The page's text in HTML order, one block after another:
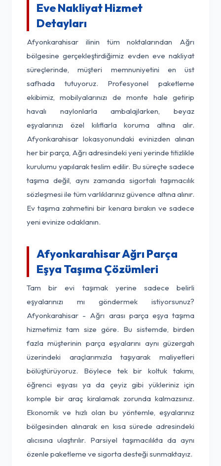
Eve Nakliyat Hizmet
Detayları
Afyonkarahisar ilinin tüm noktalarından Ağrı
bölgesine gerçekleştirdiğimiz evden eve nakliyat
süreçlerinde, müşteri memnuniyetini en üst
safhada tutuyoruz. Profesyonel paketleme
ekibimiz, mobilyalarınızı de monte hale getirip
havalı naylonlarla ambalajlarken, beyaz
eşyalarınızı özel kılıflarla koruma altına alır.
Afyonkarahisar lokasyonundaki evinizden alınan
her bir parça, Ağrı adresindeki yeni yerinde titizlikle
kurulumu yapılarak teslim edilir. Bu süreçte sadece
taşıma değil, aynı zamanda sigortalı taşımacılık
sözleşmesi ile tüm varlıklarınız güvence altına alınır.
Ev taşıma zahmetini bir kenara bırakın ve sadece
yeni evinize odaklanın.
Afyonkarahisar Ağrı Parça
Eşya Taşıma Çözümleri
Tam bir evi taşımak yerine sadece belirli
eşyalarınızı mı göndermek istiyorsunuz?
Afyonkarahisar - Ağrı arası parça eşya taşıma
hizmetimiz tam size göre. Bu sistemde, birden
fazla müşterinin parça eşyalarını aynı güzergah
üzerindeki araçlarımızla taşıyarak maliyetleri
bölüştürüyoruz. Böylece tek bir koltuk takımı,
öğrenci eşyası ya da çeyiz gibi yükleriniz için
komple bir araç kiralamak zorunda kalmazsınız.
Ekonomik ve hızlı olan bu yöntemle, eşyalarınız
bölgesinden alınarak en kısa sürede adresindeki
alıcısına ulaştırılır. Parsiyel taşımacılıkta da aynı
özenle paketleme ve sigorta desteği sunmaktayız.